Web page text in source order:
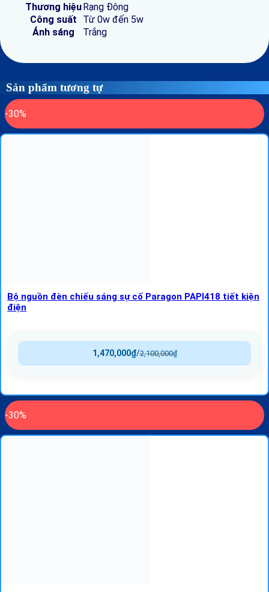
Thương hiệuRạng Đông
Công suất
Từ 0w đến 5w
Ánh sáng
Trắng
Sản phẩm tương tự
-30%
Bộ nguồn đèn chiếu sáng sự cố Paragon PAPI418 tiết kiện
điện
2,100,000₫
/
1,470,000₫
-30%